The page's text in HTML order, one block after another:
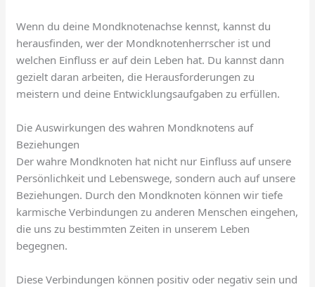
Wenn du deine Mondknotenachse kennst, kannst du
herausfinden, wer der Mondknotenherrscher ist und
welchen Einfluss er auf dein Leben hat. Du kannst dann
gezielt daran arbeiten, die Herausforderungen zu
meistern und deine Entwicklungsaufgaben zu erfüllen.
Die Auswirkungen des wahren Mondknotens auf
Beziehungen
Der wahre Mondknoten hat nicht nur Einfluss auf unsere
Persönlichkeit und Lebenswege, sondern auch auf unsere
Beziehungen. Durch den Mondknoten können wir tiefe
karmische Verbindungen zu anderen Menschen eingehen,
die uns zu bestimmten Zeiten in unserem Leben
begegnen.
Diese Verbindungen können positiv oder negativ sein und